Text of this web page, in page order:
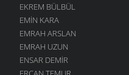
13 AĞUSTOS 2004
SEN NIYE
12 AĞUSTOS 2004
NE GÜZELDIR
12 AĞUSTOS 2004
EKREM BÜLBÜL
EMIN KARA
EMRAH ARSLAN
EMRAH UZUN
ENSAR DEMIR